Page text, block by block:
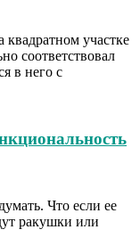
участке
соответствовал
в него с
Что если ее
ракушки или